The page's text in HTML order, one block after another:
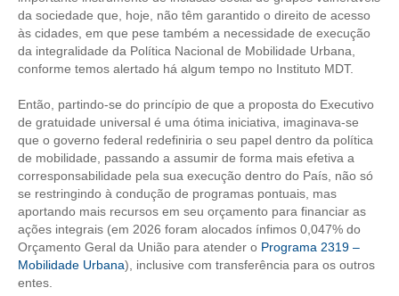
PLANO DE SAÚDE
SEESPPREV
CONSÓRCIOS
CAMPANHAS SALARIAIS
COMUNICAÇÃO
PALAVRA DO MURILO
NOTÍCIAS
CONTEÚDO ESPECIAL
da sociedade que, hoje, não têm garantido o direito de acesso
às cidades, em que pese também a necessidade de execução
da integralidade da Política Nacional de Mobilidade Urbana,
conforme temos alertado há algum tempo no Instituto MDT.
Então, partindo-se do princípio de que a proposta do Executivo
de gratuidade universal é uma ótima iniciativa, imaginava-se
que o governo federal redefiniria o seu papel dentro da política
de mobilidade, passando a assumir de forma mais efetiva a
corresponsabilidade pela sua execução dentro do País, não só
se restringindo à condução de programas pontuais, mas
aportando mais recursos em seu orçamento para financiar as
ações integrais (em 2026 foram alocados ínfimos 0,047% do
Orçamento Geral da União para atender o Programa 2319 –
Mobilidade Urbana), inclusive com transferência para os outros
entes.